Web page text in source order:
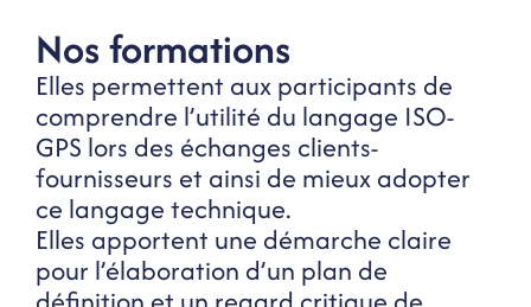
Nos formations
Elles permettent aux participants de
comprendre l’utilité du langage ISO-
GPS lors des échanges clients-
fournisseurs et ainsi de mieux adopter
ce langage technique.
Elles apportent une démarche claire
pour l’élaboration d’un plan de